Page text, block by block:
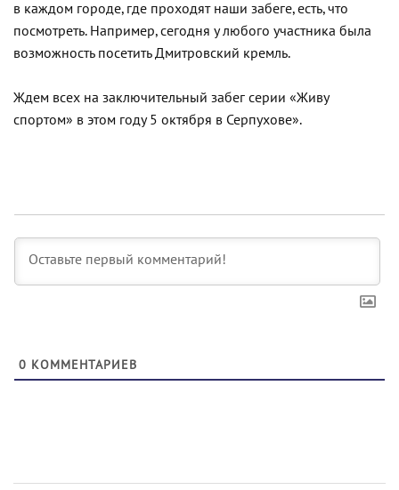
в каждом городе, где проходят наши забеге, есть, что
посмотреть. Например, сегодня у любого участника была
возможность посетить Дмитровский кремль.
Ждем всех на заключительный забег серии «Живу
спортом» в этом году 5 октября в Серпухове».
0 КОММЕНТАРИЕВ